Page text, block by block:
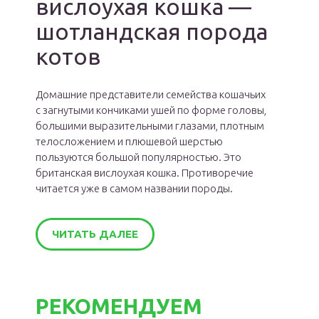
вислоухая кошка —
шотландская порода
котов
Домашние представители семейства кошачьих
с загнутыми кончиками ушей по форме головы,
большими выразительными глазами, плотным
телосложением и плюшевой шерстью
пользуются большой популярностью. Это
британская вислоухая кошка. Противоречие
читается уже в самом названии породы.
ЧИТАТЬ ДАЛЕЕ
РЕКОМЕНДУЕМ